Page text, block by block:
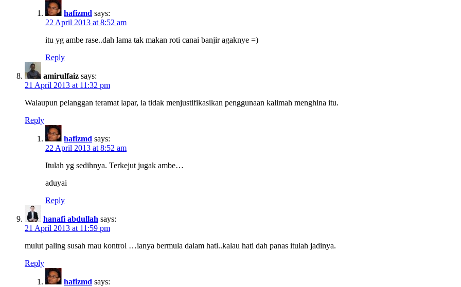
hafizmd says:
22 April 2013 at 8:52 am
itu yg ambe rase..dah lama tak makan roti canai banjir agaknye =)
Reply
amirulfaiz says:
21 April 2013 at 11:32 pm
Walaupun pelanggan teramat lapar, ia tidak menjustifikasikan penggunaan kalimah menghina itu.
Reply
hafizmd says:
22 April 2013 at 8:52 am
Itulah yg sedihnya. Terkejut jugak ambe…
aduyai
Reply
hanafi abdullah says:
21 April 2013 at 11:59 pm
mulut paling susah mau kontrol …ianya bermula dalam hati..kalau hati dah panas itulah jadinya.
Reply
hafizmd says: